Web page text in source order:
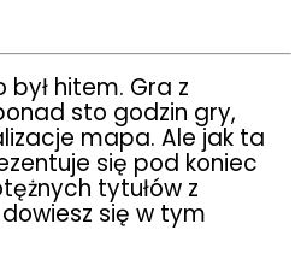
hitem. Gra z
sto godzin gry,
mapa. Ale jak ta
się pod koniec
tytułów z
się w tym